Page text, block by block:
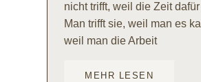
nicht trifft, weil die Zeit
Man trifft sie, weil man es
weil man die Arbeit
MEHR LESEN